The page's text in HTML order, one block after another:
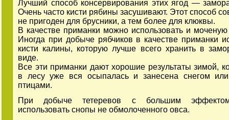
Лучший способ консервирования этих ягод —
Очень часто кисти рябины засушивают. Этот способ
не пригоден для брусники, а тем более для клюквы.
В качестве приманки можно использовать и моченую
Иногда при добыче рябчиков в качестве приманки
кисти калины, которую лучше всего хранить в
виде.
Все эти приманки дают хорошие результаты зимой,
в лесу уже вся осыпалась и занесена снегом
птицами.
При добыче тетеревов с большим
использовать снопы не обмолоченного овса.